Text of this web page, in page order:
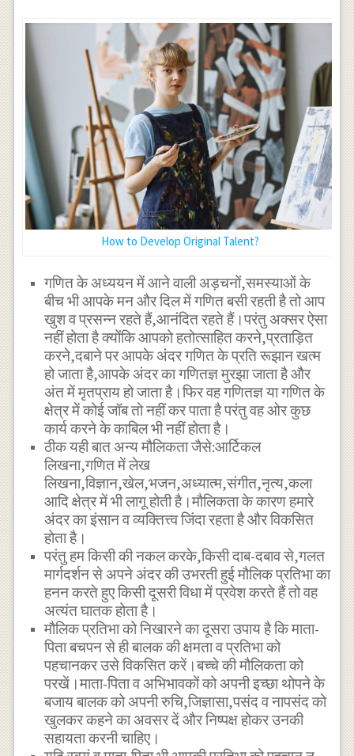
How to Develop Original Talent?
गणित के अध्ययन में आने वाली अड़चनों,समस्याओं के
बीच भी आपके मन और दिल में गणित बसी रहती है तो आप
खुश व प्रसन्न रहते हैं,आनंदित रहते हैं।परंतु अक्सर ऐसा
नहीं होता है क्योंकि आपको हतोत्साहित करने,प्रताड़ित
करने,दबाने पर आपके अंदर गणित के प्रति रूझान खत्म
हो जाता है,आपके अंदर का गणितज्ञ मुरझा जाता है और
अंत में मृतप्राय हो जाता है।फिर वह गणितज्ञ या गणित के
क्षेत्र में कोई जॉब तो नहीं कर पाता है परंतु वह ओर कुछ
कार्य करने के काबिल भी नहीं होता है।
ठीक यही बात अन्य मौलिकता जैसे:आर्टिकल
लिखना,गणित में लेख
लिखना,विज्ञान,खेल,भजन,अध्यात्म,संगीत,नृत्य,कला
आदि क्षेत्र में भी लागू होती है।मौलिकता के कारण हमारे
अंदर का इंसान व व्यक्तित्त्व जिंदा रहता है और विकसित
होता है।
परंतु हम किसी की नकल करके,किसी दाब-दबाव से,गलत
मार्गदर्शन से अपने अंदर की उभरती हुई मौलिक प्रतिभा का
हनन करते हुए किसी दूसरी विधा में प्रवेश करते हैं तो वह
अत्यंत घातक होता है।
मौलिक प्रतिभा को निखारने का दूसरा उपाय है कि माता-
पिता बचपन से ही बालक की क्षमता व प्रतिभा को
पहचानकर उसे विकसित करें।बच्चे की मौलिकता को
परखें।माता-पिता व अभिभावकों को अपनी इच्छा थोपने के
बजाय बालक को अपनी रुचि,जिज्ञासा,पसंद व नापसंद को
खुलकर कहने का अवसर दें और निष्पक्ष होकर उनकी
सहायता करनी चाहिए।